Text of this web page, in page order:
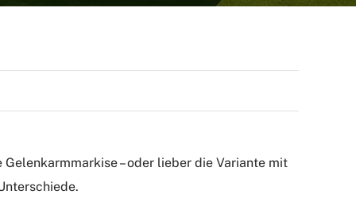
– oder lieber die Variante mit